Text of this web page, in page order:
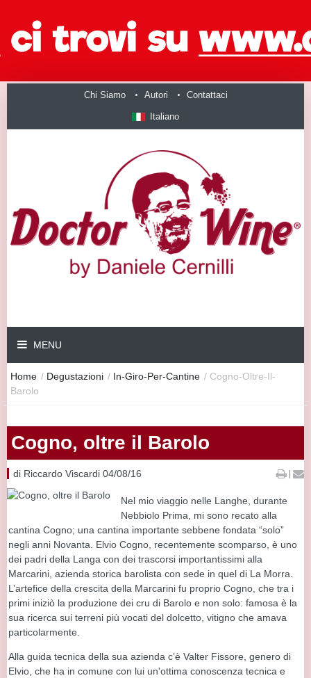
Chi Siamo Autori Contattaci
Italiano
MENU
Home / Degustazioni / In-Giro-Per-Cantine / Cogno-Oltre-Il-
Barolo
Cogno, oltre il Barolo
di Riccardo Viscardi 04/08/16 |
Nel mio viaggio nelle Langhe, durante
Nebbiolo Prima, mi sono recato alla
cantina Cogno; una cantina importante sebbene fondata “solo”
negli anni Novanta. Elvio Cogno, recentemente scomparso, è uno
dei padri della Langa con dei trascorsi importantissimi alla
Marcarini, azienda storica barolista con sede in quel di La Morra.
L’artefice della crescita della Marcarini fu proprio Cogno, che tra i
primi iniziò la produzione dei cru di Barolo e non solo: famosa è la
sua ricerca sui terreni più vocati del dolcetto, vitigno che amava
particolarmente.
Alla guida tecnica della sua azienda c’è Valter Fissore, genero di
Elvio, che ha in comune con lui un'ottima conoscenza tecnica e